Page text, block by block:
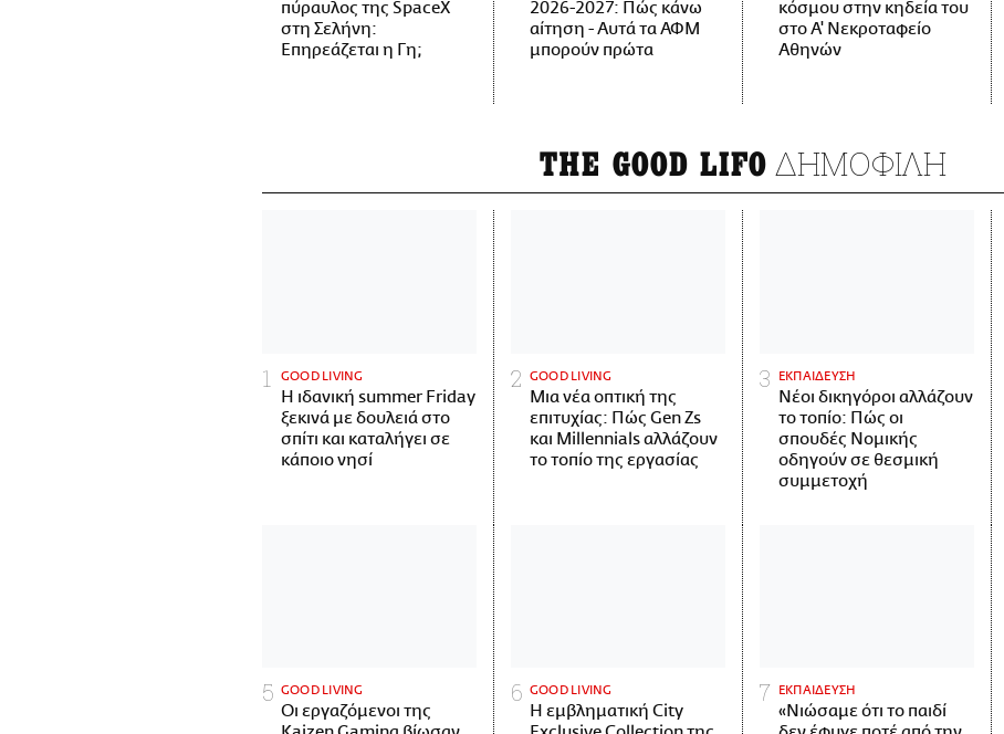
πύραυλος της SpaceX
στη Σελήνη:
Επηρεάζεται η Γη;
2026-2027: Πώς κάνω
αίτηση - Αυτά τα ΑΦΜ
μπορούν πρώτα
κόσμου στην κηδεία του
στο Α' Νεκροταφείο
Αθηνών
THE GOOD LIFO ΔΗΜΟΦΙΛΗ
GOOD LIVING
Η ιδανική summer Friday
ξεκινά με δουλειά στο
σπίτι και καταλήγει σε
κάποιο νησί
GOOD LIVING
Μια νέα οπτική της
επιτυχίας: Πώς Gen Zs
και Millennials αλλάζουν
το τοπίο της εργασίας
ΕΚΠΑΙΔΕΥΣΗ
Νέοι δικηγόροι αλλάζουν
το τοπίο: Πώς οι
σπουδές Νομικής
οδηγούν σε θεσμική
συμμετοχή
GOOD LIVING
Οι εργαζόμενοι της
GOOD LIVING
Η εμβληματική City
ΕΚΠΑΙΔΕΥΣΗ
«Νιώσαμε ότι το παιδί